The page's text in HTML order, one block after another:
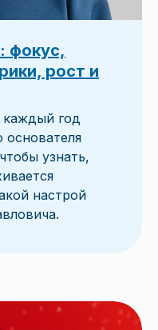
фокус,
рост и
год
узнать,
настрой